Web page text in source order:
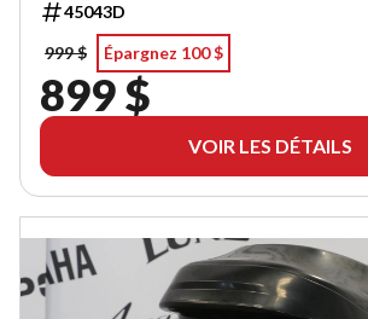
45043D
999 $
Épargnez 100 $
899 $
VOIR LES DÉTAILS